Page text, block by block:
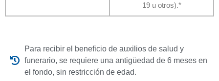
19 u otros).*
Para recibir el beneficio de auxilios de salud y
funerario, se requiere una antigüedad de 6 meses en
el fondo, sin restricción de edad.